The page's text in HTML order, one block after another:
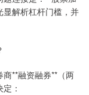
显解析杠杆门槛，并
**融资融券**（两
：